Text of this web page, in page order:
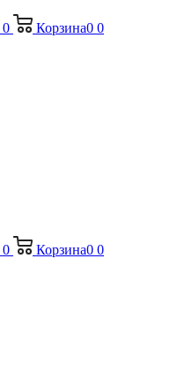
0 Корзина0 0
0 Корзина0 0